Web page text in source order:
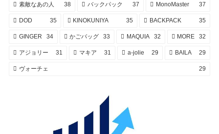
素敵なあの人 38 バックパック 37 MonoMaster 37
DOD 35 KINOKUNIYA 35 BACKPACK 35
GINGER 34 かごバッグ 33 MAQUIA 32 MORE 32
アジョリー 31 マキア 31 a-jolie 29 BAILA 29
ヴォーチェ 29